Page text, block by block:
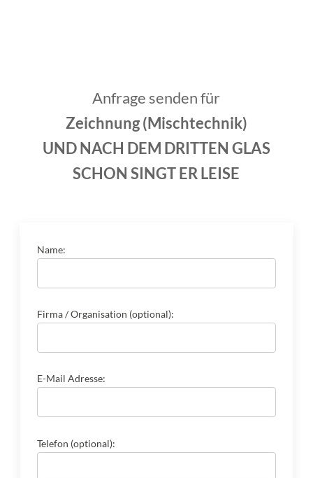
Anfrage senden für
Zeichnung (Mischtechnik)
UND NACH DEM DRITTEN GLAS
SCHON SINGT ER LEISE
Name:
Firma / Organisation (optional):
E-Mail Adresse:
Telefon (optional):